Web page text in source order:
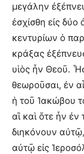
μεγάλην
ἐσχίσθη εἰς
κεντυρίων ὁ
κράξας
υἱὸς ἦν Θεοῦ.
θεωροῦσαι, ἐν
ἡ τοῦ Ἰακώβου
αἳ καὶ ὅτε ἦν
διηκόνουν
αὐτῷ εἰς